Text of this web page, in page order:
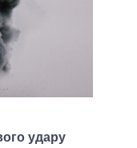
удару